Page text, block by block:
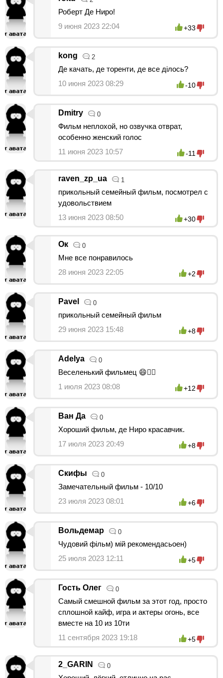
Роберт Де Ниро!
9 июня 2023 22:04
+33
kong 2
Де качать, де торенти, де все ділось?
10 июня 2023 08:29
-10
Dmitry 0
Фильм неплохой, но озвучка отврат,
особенно женский голос
11 июня 2023 10:57
-11
raven_zp_ua 1
прикольный семейный фильм, посмотрел с
удовольствием
13 июня 2023 08:50
+30
Ок 0
Мне все понравилось
28 июня 2023 22:05
+2
Pavel 0
прикольный семейный фильм
29 июня 2023 15:48
+8
Adelya 0
Веселенький фильмец 😄👍🏻
1 июля 2023 08:08
+12
Ван Да 0
Хороший фильм, де Ниро красавчик.
17 июля 2023 20:49
+8
Скифы 0
Замечательный фильм - 10/10
23 июля 2023 08:01
+6
Вольдемар 0
Чудовий фільм) мій рекомендасьоен)
25 июля 2023 12:11
+5
Гость Олег 0
Самый смешной фильм за этот год, просто
сплошной кайф, игра и актеры огонь, все
вместе на 10 из 10ти
11 сентября 2023 19:18
+5
2_GARIN 0